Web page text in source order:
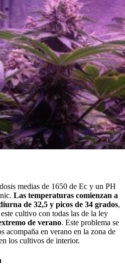
medias de 1650 de Ec y un PH
Las temperaturas comienzan a
de 32,5 y picos de 34 grados,
cultivo con todas las de la ley
de verano. Este problema se
acompaña en verano en la zona de
los cultivos de interior.